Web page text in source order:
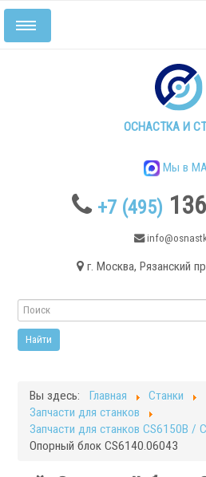
ОСНАСТКА И
Мы в
+7 (495)
г. Москва, Рязанский
Включить/
выключить
Токарные станки
Токарные станки с ЧПУ
Плоскошлифовальные станки
Запчасти для станков
Вы здесь: Главная
Станки
Запчасти для станков
Запчасти для станков CS6150B /
Опорный блок CS6140.06043